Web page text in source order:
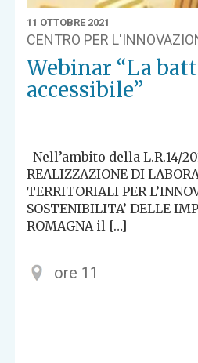
11 OTTOBRE 2021
CENTRO PER
Webinar “La
accessibile”
Nell’ambito della L.R.14/
REALIZZAZIONE DI
TERRITORIALI PER
SOSTENIBILITA’ DELLE
ROMAGNA il […]
ore 11